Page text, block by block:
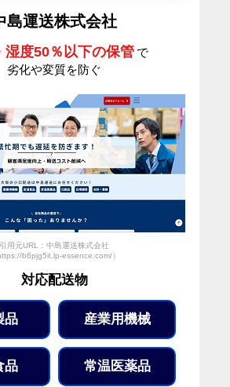
島運送株式会社
湿度50％以下の保管 で
劣化や変質を防ぐ
引用元URL：中島運送株式会社
b6pjg5it.lp-essence.com/）
対応配送物
品 産業用機械
品 常温医薬品